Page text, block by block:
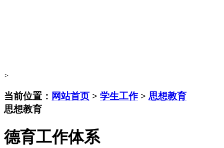
>
当前位置： 网站首页 > 学生工作> 思想教育
思想教育
德育工作体系